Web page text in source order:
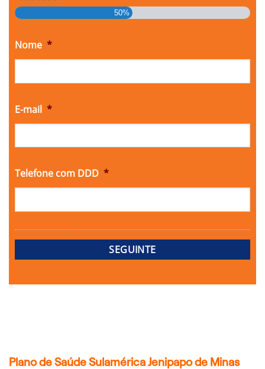
50%
Nome *
E-mail *
Telefone com DDD *
Plano de Saúde Sulamérica Jenipapo de Minas